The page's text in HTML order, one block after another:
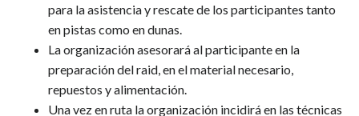
para la asistencia y rescate de los participantes tanto
en pistas como en dunas.
La organización asesorará al participante en la
preparación del raid, en el material necesario,
repuestos y alimentación.
Una vez en ruta la organización incidirá en las técnicas